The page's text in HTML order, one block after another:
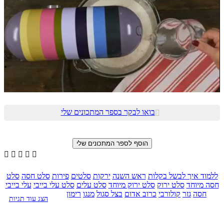
בואו לבקר בספר המתכונים שלי
    
ללמוד איך לבשל בקלות ראש השנה ירקות סלטים פירות סלט חסה סלט
חסה מיוחד סלט ירוק סלט ירוק מיוחד סלט עלים סלט עלי בייבי עלי בייבי
חסה גזר קולורבי כרוב אדום בצל סגול מנגו רימון
הצג עוד תגיות